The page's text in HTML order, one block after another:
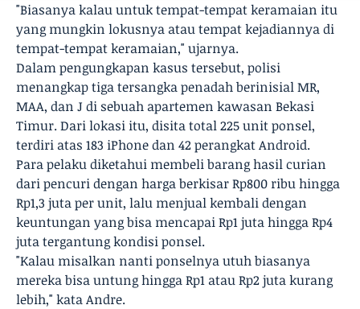
"Biasanya kalau untuk tempat-tempat keramaian itu
yang mungkin lokusnya atau tempat kejadiannya di
tempat-tempat keramaian," ujarnya.
Dalam pengungkapan kasus tersebut, polisi
menangkap tiga tersangka penadah berinisial MR,
MAA, dan J di sebuah apartemen kawasan Bekasi
Timur. Dari lokasi itu, disita total 225 unit ponsel,
terdiri atas 183 iPhone dan 42 perangkat Android.
Para pelaku diketahui membeli barang hasil curian
dari pencuri dengan harga berkisar Rp800 ribu hingga
Rp1,3 juta per unit, lalu menjual kembali dengan
keuntungan yang bisa mencapai Rp1 juta hingga Rp4
juta tergantung kondisi ponsel.
"Kalau misalkan nanti ponselnya utuh biasanya
mereka bisa untung hingga Rp1 atau Rp2 juta kurang
lebih," kata Andre.